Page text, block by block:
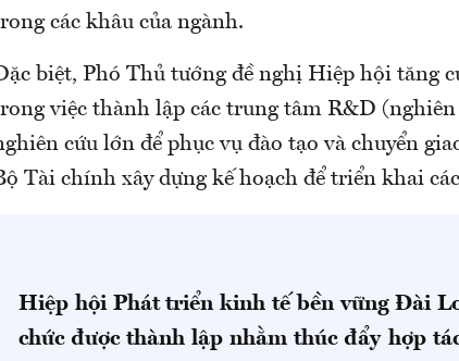
các khâu của ngành.
biệt, Phó Thủ tướng đề nghị Hiệp hội tăng
việc thành lập các trung tâm R&D (nghiên
cứu lớn để phục vụ đào tạo và chuyển
Tài chính xây dựng kế hoạch để triển khai
Hiệp hội Phát triển kinh tế bền vững Đài
chức được thành lập nhằm thúc đẩy hợp